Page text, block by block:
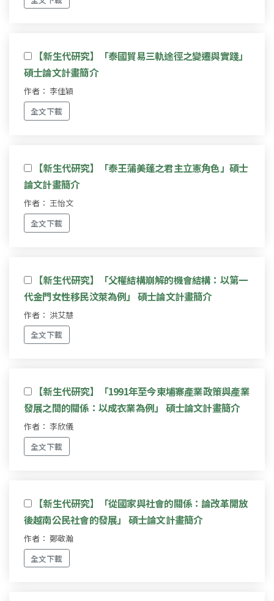
【新生代研究】「泰國貿易三軌途徑之變遷與實踐」
碩士論文計畫簡介
作者： 李佳穎
全文下載
【新生代研究】「泰王蒲美蓬之君主立憲角色」碩士
論文計畫簡介
作者： 王怡文
全文下載
【新生代研究】「父權結構崩解的機會結構：以第一
代金門女性移民汶萊為例」 碩士論文計畫簡介
作者： 洪艾慧
全文下載
【新生代研究】「1991年至今柬埔寨產業政策與產業
發展之間的關係：以成衣業為例」 碩士論文計畫簡介
作者： 李欣儀
全文下載
【新生代研究】「從國家與社會的關係：論改革開放
後越南公民社會的發展」 碩士論文計畫簡介
作者： 鄭敬瀚
全文下載